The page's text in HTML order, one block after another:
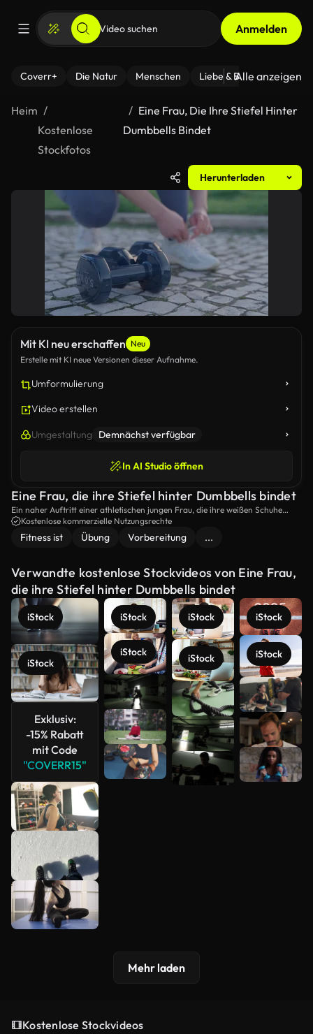
Anmelden
Coverr+ Die Natur Menschen Liebe & Beziehungen
Alle anzeigen
Heim
Kostenlose
Stockfotos
Eine Frau, Die Ihre Stiefel Hinter
Dumbbells Bindet
Herunterladen
Mit KI neu erschaffen Neu
Erstelle mit KI neue Versionen dieser Aufnahme.
Umformulierung
Video erstellen
Umgestaltung Demnächst verfügbar
In AI Studio öffnen
Eine Frau, die ihre Stiefel hinter Dumbbells bindet
Ein naher Auftritt einer athletischen jungen Frau, die ihre weißen Schuhe
bindet, während sie neben zwei blauen Dumbbells auf dem Schlittenpfad sitzt
und sich auf eine aktive Outdoor-Übung vorbereitet.
Kostenlose kommerzielle Nutzungsrechte
Fitness ist Übung Vorbereitung ...
Verwandte kostenlose Stockvideos von Eine Frau,
die ihre Stiefel hinter Dumbbells bindet
iStock
iStock
Exklusiv:
-15% Rabatt
mit Code
"COVERR15"
iStock
iStock
iStock
iStock
iStock
iStock
Mehr
anzeigen
Mehr laden
Kostenlose Stockvideos